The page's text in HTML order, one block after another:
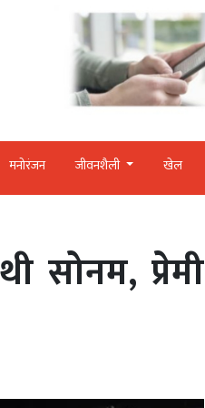
मनोरंजन जीवनशैली खेल
सोनम, प्रेमी